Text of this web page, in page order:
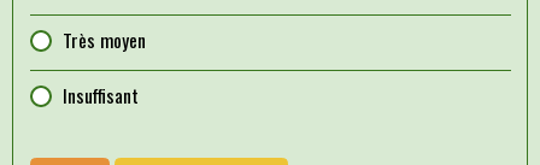
Très moyen
Insuffisant